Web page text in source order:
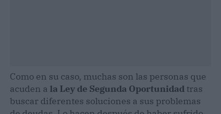
Como en su caso, muchas son las personas que
acuden a la Ley de Segunda Oportunidad tras
buscar diferentes soluciones a sus problemas